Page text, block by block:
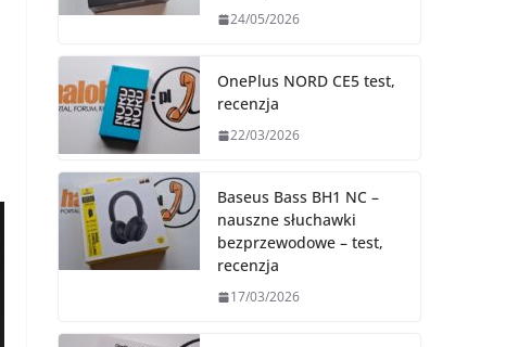
24/05/2026
OnePlus NORD CE5 test,
recenzja
22/03/2026
Baseus Bass BH1 NC –
nauszne słuchawki
bezprzewodowe – test,
recenzja
17/03/2026